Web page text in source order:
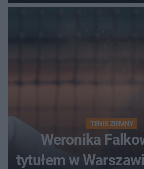
historii
TENIS ZIEMNY
Weronika
tytułem w